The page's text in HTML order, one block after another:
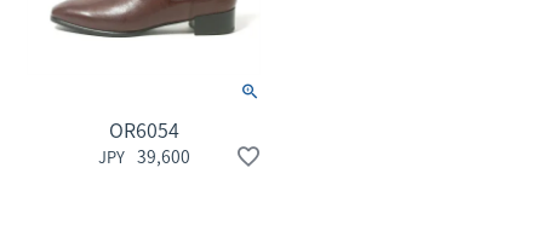
OR6054
39,600